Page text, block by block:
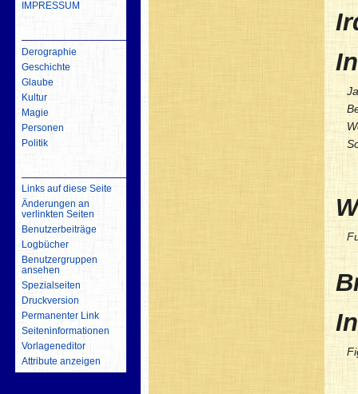
IMPRESSUM
Derographie
Geschichte
Glaube
Kultur
Magie
Personen
Politik
Links auf diese Seite
Änderungen an
verlinkten Seiten
Benutzerbeiträge
Logbücher
Benutzergruppen
ansehen
Spezialseiten
Druckversion
Permanenter Link
Seiten­­informationen
Vorlageneditor
Attribute anzeigen